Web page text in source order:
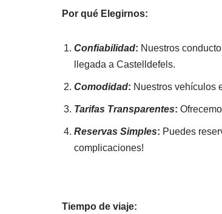
Por qué Elegirnos:
Confiabilidad: Nuestros
llegada a Castelldefels.
Comodidad: Nuestros vehículos
Tarifas Transparentes:
Reservas Simples: Puedes
complicaciones!
Tiempo de viaje: